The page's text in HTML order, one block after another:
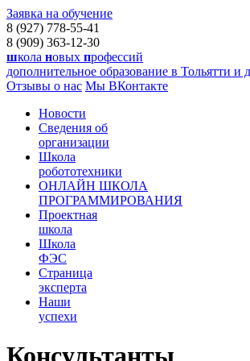
Заявка на обучение
8 (927) 778-55-41
8 (909) 363-12-30
школа новых профессий
дополнительное образование в Тольятти и
Отзывы о нас Мы ВКонтакте
Новости
Сведения об
организации
Школа
робототехники
ОНЛАЙН ШКОЛА
ПРОГРАММИРОВАНИЯ
Проектная
школа
Школа
ФЭС
Страница
эксперта
Наши
успехи